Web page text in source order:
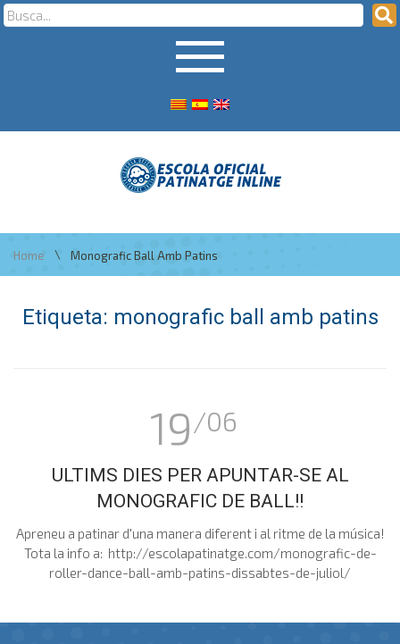
Home \ Monografic Ball Amb Patins
Etiqueta: monografic ball amb patins
19/06
ULTIMS DIES PER APUNTAR-SE AL
MONOGRAFIC DE BALL!!
Apreneu a patinar d'una manera diferent i al ritme de la música!
Tota la info a: http://escolapatinatge.com/monografic-de-
roller-dance-ball-amb-patins-dissabtes-de-juliol/